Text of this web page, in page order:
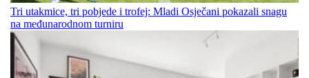
Tri utakmice, tri pobjede i trofej: Mladi Osječani pokazali snagu
na međunarodnom turniru